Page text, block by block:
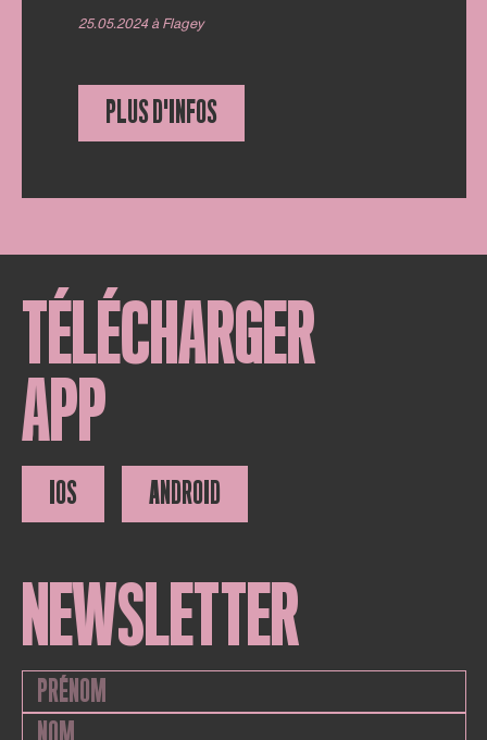
25.05.2024 à Flagey
PLUS D'INFOS
TÉLÉCHARGER
APP
IOS ANDROID
NEWSLETTER